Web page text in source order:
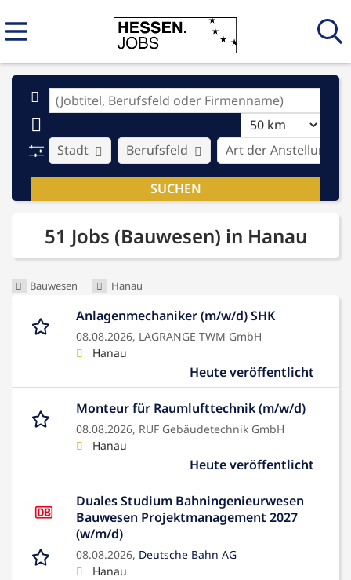
Stadt Art der Anstellung
Berufsfeld
51 Jobs (Bauwesen) in Hanau
Bauwesen Hanau
Anlagenmechaniker (m/w/d) SHK
08.08.2026, LAGRANGE TWM GmbH
Hanau
Heute veröffentlicht
Monteur für Raumlufttechnik (m/w/d)
08.08.2026, RUF Gebäudetechnik GmbH
Hanau
Heute veröffentlicht
Duales Studium Bahningenieurwesen
Bauwesen Projektmanagement 2027
(w/m/d)
08.08.2026, Deutsche Bahn AG
Hanau